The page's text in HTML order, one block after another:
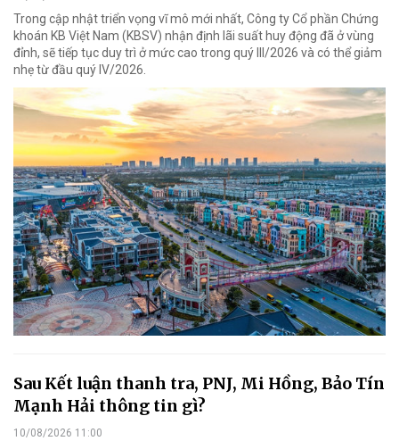
Trong cập nhật triển vọng vĩ mô mới nhất, Công ty Cổ phần Chứng
khoán KB Việt Nam (KBSV) nhận định lãi suất huy động đã ở vùng
đỉnh, sẽ tiếp tục duy trì ở mức cao trong quý III/2026 và có thể giảm
nhẹ từ đầu quý IV/2026.
Sau Kết luận thanh tra, PNJ, Mi Hồng, Bảo Tín
Mạnh Hải thông tin gì?
10/08/2026 11:00